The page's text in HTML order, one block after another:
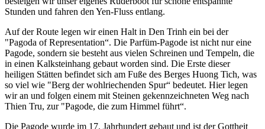
Stunden und fahren den Yen-Fluss entlang.
Auf der Route legen wir einen Halt in Den Trinh ein bei der
"Pagoda of Representation“. Die Parfüm-Pagode ist nicht nur eine
Pagode, sondern sie besteht aus vielen Schreinen und Tempeln, die
in einen Kalksteinhang gebaut worden sind. Die Erste dieser
heiligen Stätten befindet sich am Fuße des Berges Huong Tich, was
so viel wie "Berg der wohlriechenden Spur“ bedeutet. Hier legen
wir an und folgen einem mit Steinen gekennzeichneten Weg nach
Thien Tru, zur "Pagode, die zum Himmel führt“.
Die Pagode wurde im 17. Jahrhundert gebaut und ist der Gottheit